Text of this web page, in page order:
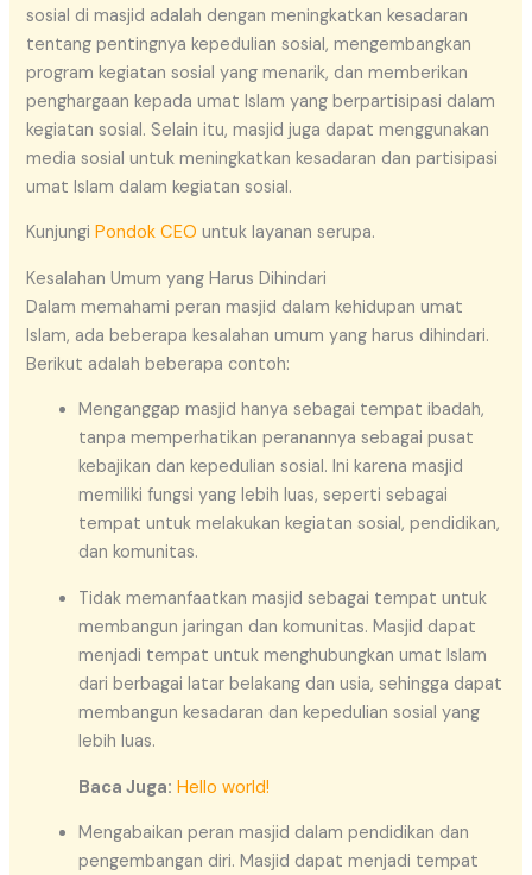
sosial di masjid adalah dengan meningkatkan kesadaran
tentang pentingnya kepedulian sosial, mengembangkan
program kegiatan sosial yang menarik, dan memberikan
penghargaan kepada umat Islam yang berpartisipasi dalam
kegiatan sosial. Selain itu, masjid juga dapat menggunakan
media sosial untuk meningkatkan kesadaran dan partisipasi
umat Islam dalam kegiatan sosial.
KunjungiPondok CEO untuk layanan serupa.
Kesalahan Umum yang Harus Dihindari
Dalam memahami peran masjid dalam kehidupan umat
Islam, ada beberapa kesalahan umum yang harus dihindari.
Berikut adalah beberapa contoh:
Menganggap masjid hanya sebagai tempat ibadah,
tanpa memperhatikan peranannya sebagai pusat
kebajikan dan kepedulian sosial. Ini karena masjid
memiliki fungsi yang lebih luas, seperti sebagai
tempat untuk melakukan kegiatan sosial, pendidikan,
dan komunitas.
Tidak memanfaatkan masjid sebagai tempat untuk
membangun jaringan dan komunitas. Masjid dapat
menjadi tempat untuk menghubungkan umat Islam
dari berbagai latar belakang dan usia, sehingga dapat
membangun kesadaran dan kepedulian sosial yang
lebih luas.
Baca Juga: Hello world!
Mengabaikan peran masjid dalam pendidikan dan
pengembangan diri. Masjid dapat menjadi tempat